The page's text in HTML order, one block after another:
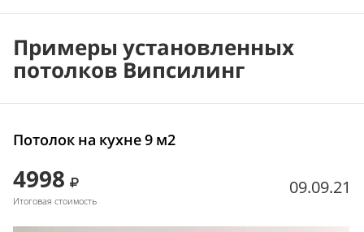
Примеры установленных
потолков Випсилинг
Потолок на кухне 9 м2
4998
Итоговая стоимость
09.09.21